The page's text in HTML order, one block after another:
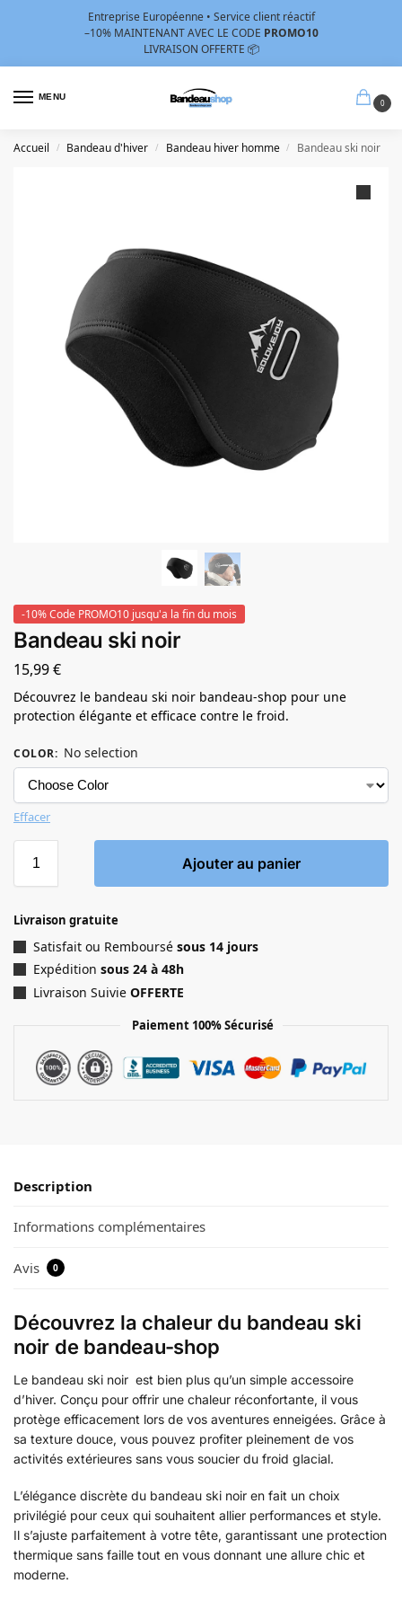
Entreprise Européenne • Service client réactif
–10% MAINTENANT AVEC LE CODE PROMO10
LIVRAISON OFFERTE 📦
MENU
0
Accueil / Bandeau d'hiver / Bandeau hiver homme / Bandeau ski noir
-10% Code PROMO10 jusqu'a la fin du mois
Bandeau ski noir
15,99€
Découvrez le bandeau ski noir bandeau-shop pour une
protection élégante et efficace contre le froid.
COLOR: No selection
Effacer
Ajouter au panier
Livraison gratuite
Satisfait ou Remboursé sous 14 jours
Expédition sous 24 à 48h
Livraison Suivie OFFERTE
Paiement 100% Sécurisé
Description
Informations complémentaires
Avis 0
Découvrez la chaleur du bandeau ski
noir de bandeau-shop
Le bandeau ski noir est bien plus qu’un simple accessoire
d’hiver. Conçu pour offrir une chaleur réconfortante, il vous
protège efficacement lors de vos aventures enneigées. Grâce à
sa texture douce, vous pouvez profiter pleinement de vos
activités extérieures sans vous soucier du froid glacial.
L’élégance discrète du bandeau ski noir en fait un choix
privilégié pour ceux qui souhaitent allier performances et style.
Il s’ajuste parfaitement à votre tête, garantissant une protection
thermique sans faille tout en vous donnant une allure chic et
moderne.